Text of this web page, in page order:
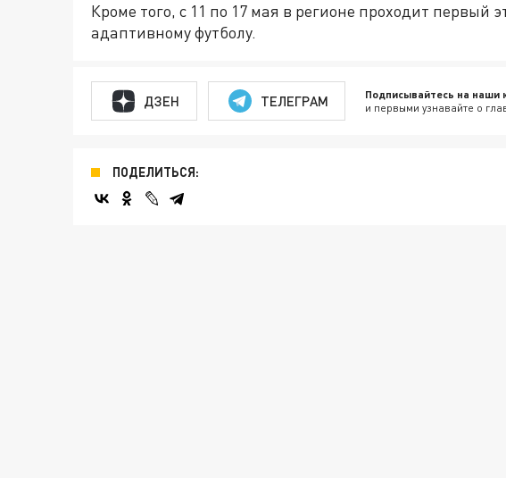
Кроме того, с 11 по 17 мая в регионе проходит первый
адаптивному футболу.
ДЗЕН ТЕЛЕГРАМ Подписывайтесь на наши
и первыми узнавайте о
ПОДЕЛИТЬСЯ: